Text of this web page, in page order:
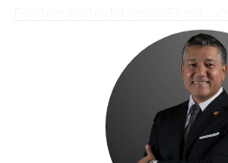
cuenta una historia única y cada
elevadas, el camino hacia el éxito
gratificante. A continuación,
navegar este mundo con confianza
Conocer el mercado